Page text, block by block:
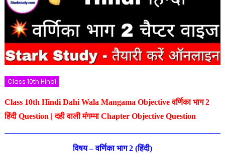
Class 10th Hindi
Class 10th Hindi Dahi Wala Mangama Objective वर्णिका भाग 2
हिंदी Question | दही वाली मंगम्मा Chapter Objective Question
विषय – वर्णिका भाग 2 (हिंदी)